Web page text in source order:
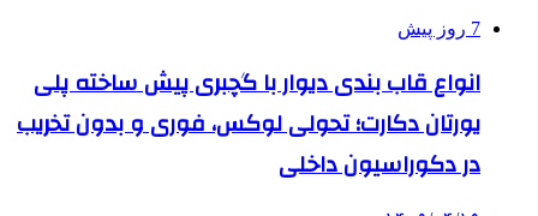
7 روز پیش
انواع قاب بندی دیوار با گچبری پیش ساخته پلی
یورتان دکارت؛ تحولی لوکس، فوری و بدون تخریب
در دکوراسیون داخلی